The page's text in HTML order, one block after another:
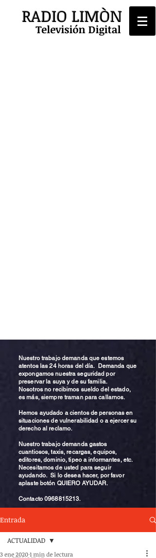
RADIO LIMÒN
Televisión Digital
Nuestro trabajo demanda que estemos
atentos las 24 horas del día. Demanda que
expongamos nuestra seguridad por
preservar la suya y de su familia.
Nosotros no recibimos sueldo del estado,
es más, siempre traman para callarnos.
Hemos ayudado a cientos de personas en
situaciones de vulnerabilidad o a ejercer su
derecho al reclamo.
Nuestro trabajo demanda gastos
cuantiosos, taxis, recargas, equipos,
editores, dominio, tipeo a informantes, etc.
Necesitamos de usted para seguir
ayudando. Si lo desea hacer, por favor
aplaste botón QUIERO AYUDAR.
Contacto0968815213.
Entrada
ACTUALIDAD
3 ene 20201 min de lectura